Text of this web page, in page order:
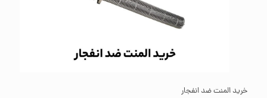
خرید المنت ضد انفجار